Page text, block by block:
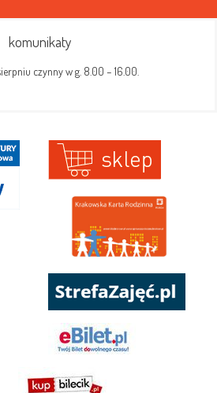
komunikaty
czynny w g. 8.00 – 16.00.